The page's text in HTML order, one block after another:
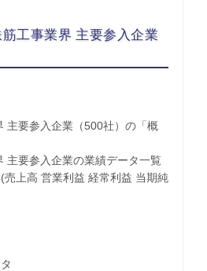
工事業界 主要参入企業
要参入企業（500社）の「概
要参入企業の業績データ一覧
上高 営業利益 経常利益 当期純